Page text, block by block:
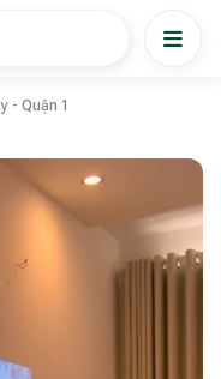
- Quận 1